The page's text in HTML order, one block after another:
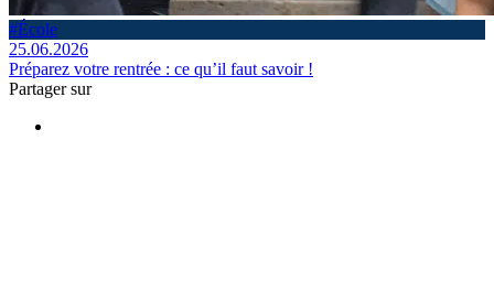
#École
25.06.2026
Préparez votre rentrée : ce qu’il faut savoir !
Partager sur